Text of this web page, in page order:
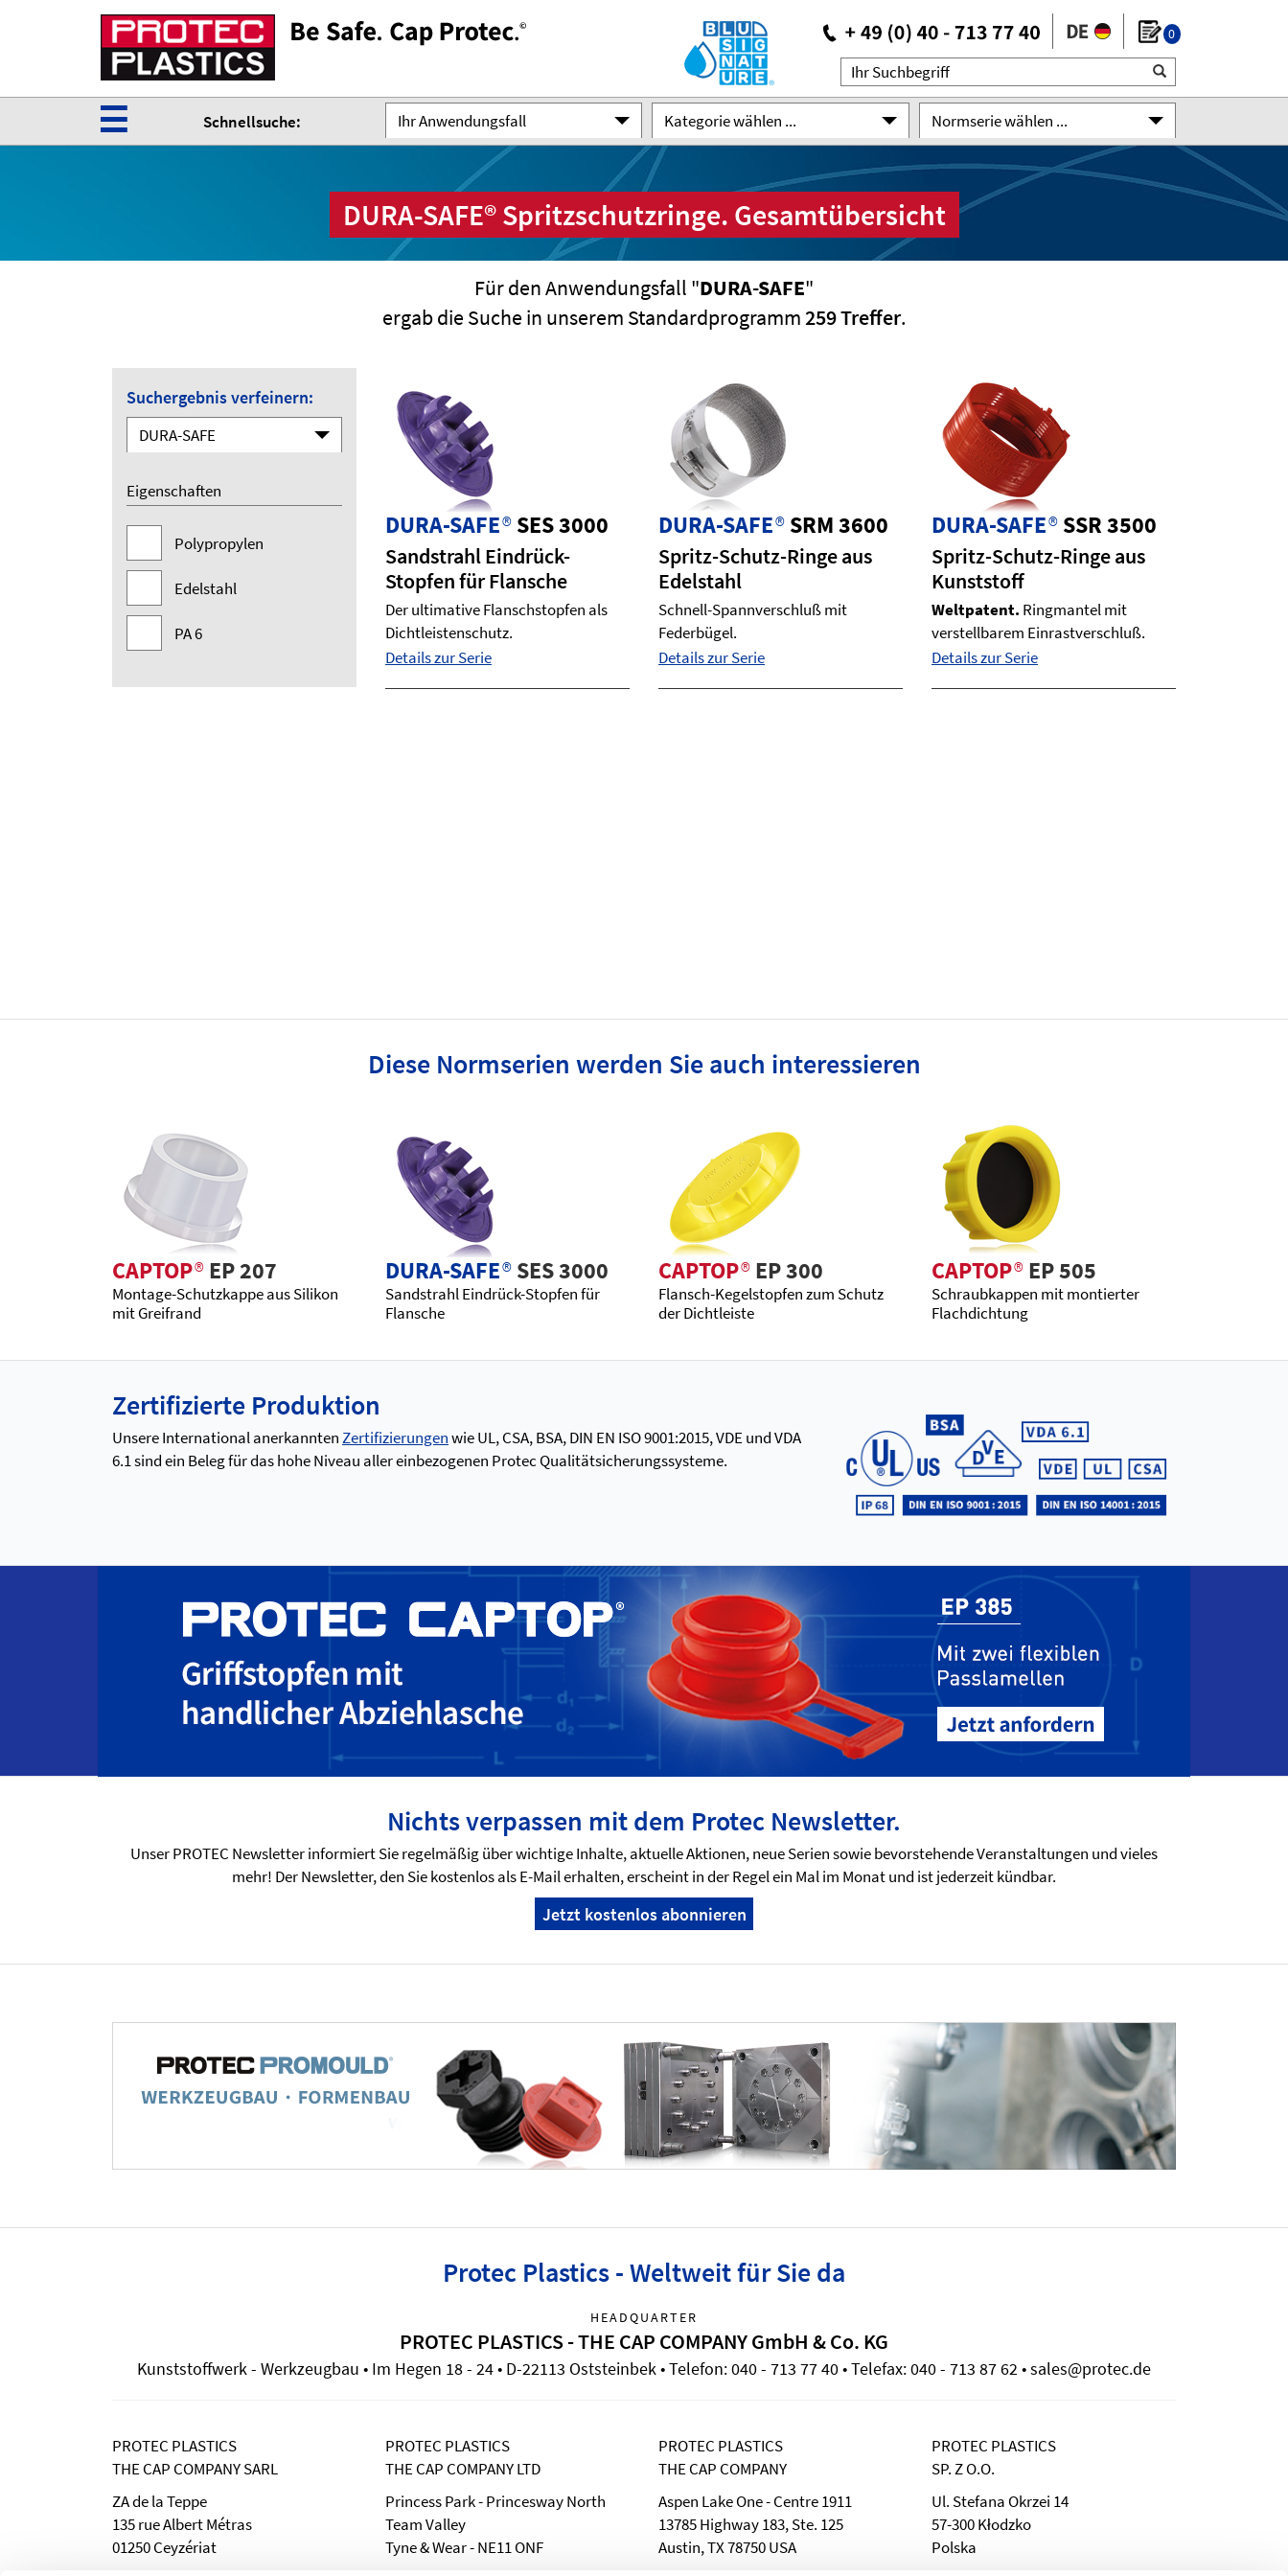
0
☰ Schnellsuche: Ihr Anwendungsfall Kategorie wählen ... Normserie wählen ...
DURA-SAFE® Spritzschutzringe. Gesamtübersicht
Für den Anwendungsfall "DURA-SAFE"
ergab die Suche in unserem Standardprogramm259 Treffer.
Suchergebnis verfeinern:
DURA-SAFE
Eigenschaften
Polypropylen
Edelstahl
PA 6
DURA-SAFE®SES 3000
Sandstrahl Eindrück-
Stopfen für Flansche
Der ultimative Flanschstopfen als
Dichtleistenschutz.
Details zur Serie
DURA-SAFE®SRM 3600
Spritz-Schutz-Ringe aus
Edelstahl
Schnell-Spannverschluß mit
Federbügel.
Details zur Serie
DURA-SAFE®SSR 3500
Spritz-Schutz-Ringe aus
Kunststoff
Weltpatent. Ringmantel mit
verstellbarem Einrastverschluß.
Details zur Serie
Diese Normserien werden Sie auch interessieren
CAPTOP®EP 207
Montage-Schutzkappe aus Silikon
mit Greifrand
DURA-SAFE®SES 3000
Sandstrahl Eindrück-Stopfen für
Flansche
CAPTOP®EP 300
Flansch-Kegelstopfen zum Schutz
der Dichtleiste
CAPTOP®EP 505
Schraubkappen mit montierter
Flachdichtung
Zertifizierte Produktion
Unsere International anerkanntenZertifizierungenwie UL, CSA, BSA, DIN EN ISO 9001:2015, VDE und VDA
6.1 sind ein Beleg für das hohe Niveau aller einbezogenen Protec Qualitätsicherungssysteme.
Nichts verpassen mit dem Protec Newsletter.
Unser PROTEC Newsletter informiert Sie regelmäßig über wichtige Inhalte, aktuelle Aktionen, neue Serien sowie bevorstehende Veranstaltungen und vieles
mehr! Der Newsletter, den Sie kostenlos als E-Mail erhalten, erscheint in der Regel ein Mal im Monat und ist jederzeit kündbar.
Jetzt kostenlos abonnieren
Protec Plastics - Weltweit für Sie da
HEADQUARTER
PROTEC PLASTICS - THE CAP COMPANY GmbH & Co. KG
Kunststoffwerk - Werkzeugbau • Im Hegen 18 - 24 • D-22113 Oststeinbek • Telefon: 040 - 713 77 40 • Telefax: 040 - 713 87 62 • sales@protec.de
PROTEC PLASTICS
THE CAP COMPANY SARL
ZA de la Teppe
135 rue Albert Métras
01250 Ceyzériat
PROTEC PLASTICS
THE CAP COMPANY LTD
Princess Park - Princesway North
Team Valley
Tyne & Wear - NE11 ONF
PROTEC PLASTICS
THE CAP COMPANY
Aspen Lake One - Centre 1911
13785 Highway 183, Ste. 125
Austin, TX 78750 USA
PROTEC PLASTICS
SP. Z O.O.
Ul. Stefana Okrzei 14
57-300 Kłodzko
Polska